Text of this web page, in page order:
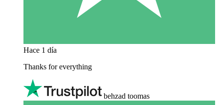
Hace 1 día
Thanks for everything
behzad toomas